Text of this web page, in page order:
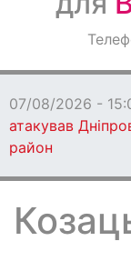
Оголошення
07/08/2026 -
чоловік вчинив